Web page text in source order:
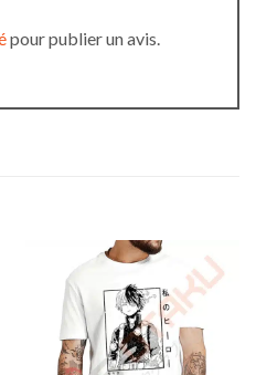
pour publier un avis.